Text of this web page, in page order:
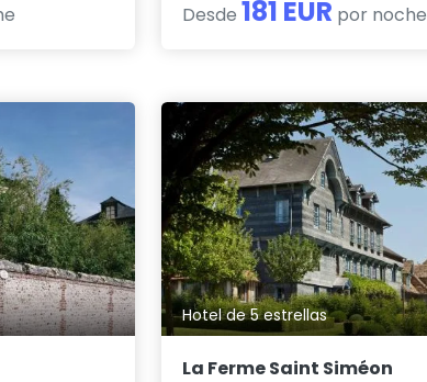
Desde181 EUR por noche
Hotel de 5 estrellas
La Ferme Saint Siméon